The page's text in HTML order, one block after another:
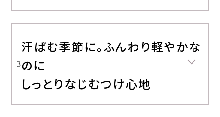
3
汗ばむ季節に。ふんわり軽やかな
のに
しっとりなじむつけ心地